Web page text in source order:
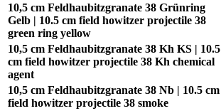
10,5 cm Feldhaubitzgranate 38 Grünring
Gelb | 10.5 cm field howitzer projectile 38
green ring yellow
10,5 cm Feldhaubitzgranate 38 Kh KS | 10.5
cm field howitzer projectile 38 Kh chemical
agent
10,5 cm Feldhaubitzgranate 38 Nb | 10.5 cm
field howitzer projectile 38 smoke